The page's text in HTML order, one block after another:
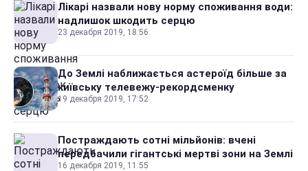
Лікарі назвали нову норму споживання води:
надлишок шкодить серцю
23 декабря 2019, 18:56
До Землі наближається астероїд більше за
київську телевежу-рекордсменку
19 декабря 2019, 17:52
Постраждають сотні мільйонів: вчені
передбачили гігантські мертві зони на Землі
16 декабря 2019, 11:55